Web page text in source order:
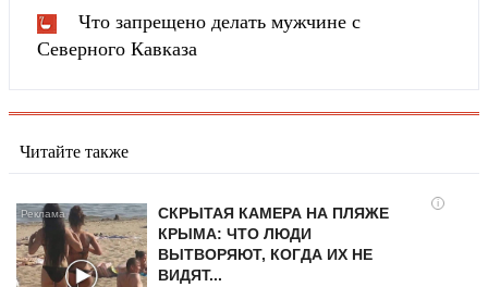
Что запрещено делать мужчине с
Северного Кавказа
Читайте также
i
СКРЫТАЯ КАМЕРА НА ПЛЯЖЕ
КРЫМА: ЧТО ЛЮДИ
ВЫТВОРЯЮТ, КОГДА ИХ НЕ
ВИДЯТ...